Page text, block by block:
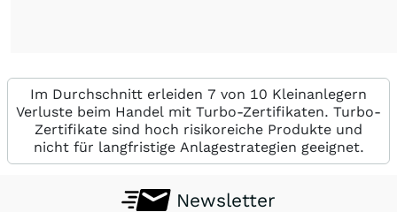
Im Durchschnitt erleiden 7 von 10 Kleinanlegern
Verluste beim Handel mit Turbo-Zertifikaten. Turbo-
Zertifikate sind hoch risikoreiche Produkte und
nicht für langfristige Anlagestrategien geeignet.
Newsletter